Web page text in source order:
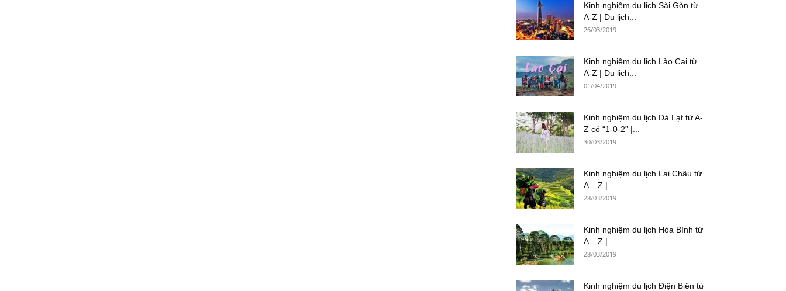
Kinh nghiệm du lịch Sài Gòn từ
A-Z | Du lịch...
26/03/2019
Kinh nghiệm du lịch Lào Cai từ
A-Z | Du lịch...
01/04/2019
Kinh nghiệm du lịch Đà Lạt từ A-
Z có “1-0-2” |...
30/03/2019
Kinh nghiệm du lịch Lai Châu từ
A – Z |...
28/03/2019
Kinh nghiệm du lịch Hòa Bình từ
A – Z |...
28/03/2019
Kinh nghiệm du lịch Điện Biên từ